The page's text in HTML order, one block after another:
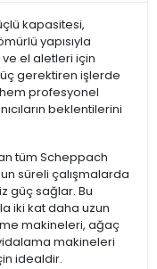
kapasitesi,
yapısıyla
el aletleri için
gerektiren işlerde
profesyonel
beklentilerini
tüm Scheppach
süreli çalışmalarda
güç sağlar. Bu
iki kat daha uzun
makineleri, ağaç
makineleri
idealdir.